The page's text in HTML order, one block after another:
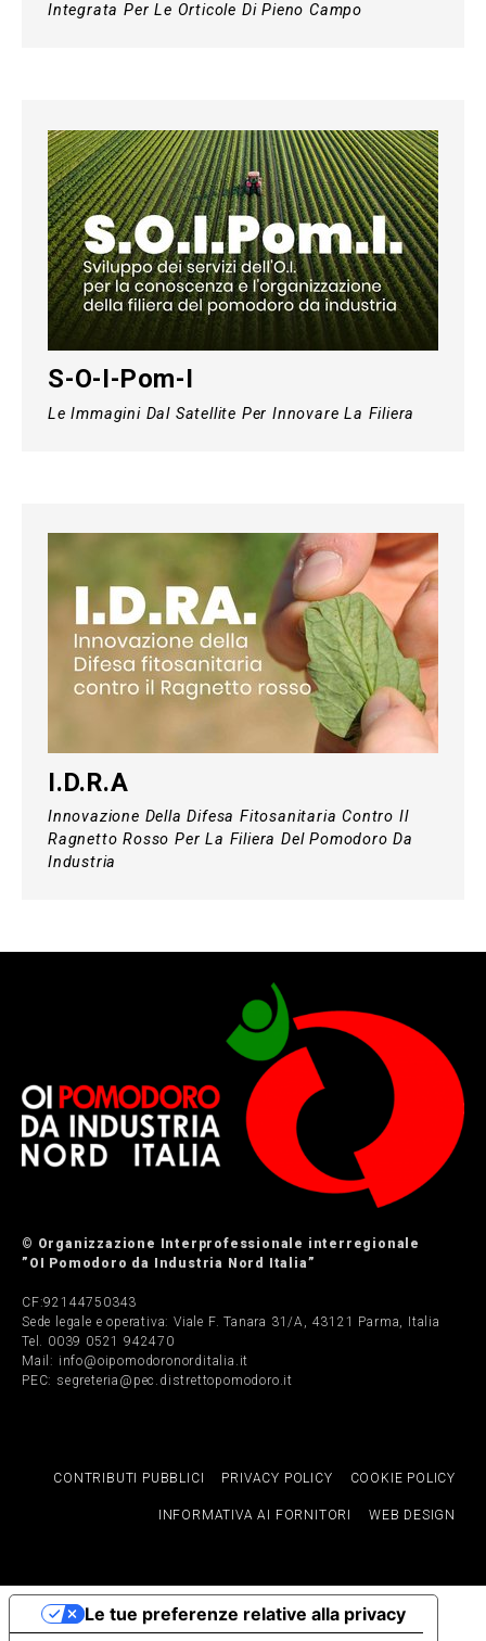
Integrata Per Le Orticole Di Pieno Campo
S-O-I-Pom-I
Le Immagini Dal Satellite Per Innovare La Filiera
I.D.R.A
Innovazione Della Difesa Fitosanitaria Contro Il
Ragnetto Rosso Per La Filiera Del Pomodoro Da
Industria
© Organizzazione Interprofessionale interregionale
”OI Pomodoro da Industria Nord Italia”
CF:92144750343
Sede legale e operativa: Viale F. Tanara 31/A, 43121 Parma, Italia
Tel. 0039 0521 942470
Mail: info@oipomodoronorditalia.it
PEC: segreteria@pec.distrettopomodoro.it
CONTRIBUTI PUBBLICI PRIVACY POLICY COOKIE POLICY
INFORMATIVA AI FORNITORI WEB DESIGN
Le tue preferenze relative alla privacy